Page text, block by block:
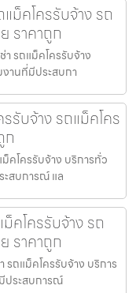
ม็คโครรับจ้าง รถ
ราคาถูก
า รถแม็คโครรับจ้าง
านที่มีประสบกา
รับจ้าง รถแม็คโคร
ก
ม็คโครรับจ้าง บริการทั่ว
ะสบการณ์ แล
คโครรับจ้าง รถ
ราคาถูก
รถแม็คโครรับจ้าง บริการ
ประสบการณ์